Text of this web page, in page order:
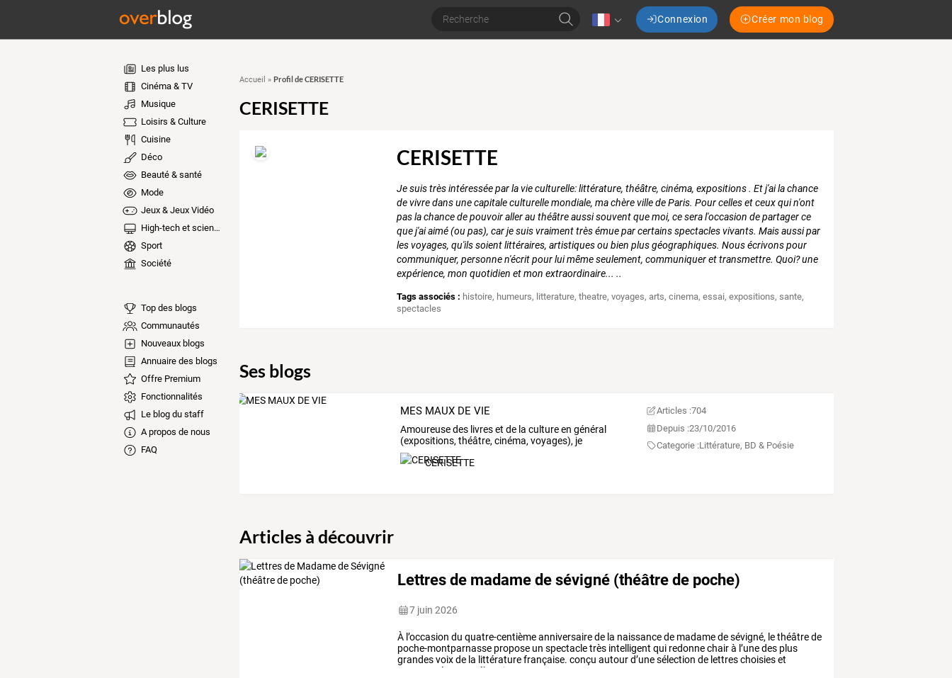
Connexion Créer mon blog
Les plus lus
Cinéma & TV
Musique
Loisirs & Culture
Cuisine
Déco
Beauté & santé
Mode
Jeux & Jeux Vidéo
High-tech et sciences
Sport
Société
Top des blogs
Communautés
Nouveaux blogs
Annuaire des blogs
Offre Premium
Fonctionnalités
Le blog du staff
A propos de nous
FAQ
Accueil » Profil de CERISETTE
CERISETTE
CERISETTE
Je suis très intéressée par la vie culturelle: littérature, théâtre, cinéma, expositions . Et j'ai la chance
de vivre dans une capitale culturelle mondiale, ma chère ville de Paris. Pour celles et ceux qui n'ont
pas la chance de pouvoir aller au théâtre aussi souvent que moi, ce sera l'occasion de partager ce
que j'ai aimé (ou pas), car je suis vraiment très émue par certains spectacles vivants. Mais aussi par
les voyages, qu'ils soient littéraires, artistiques ou bien plus géographiques. Nous écrivons pour
communiquer, personne n'écrit pour lui même seulement, communiquer et transmettre. Quoi? une
expérience, mon quotidien et mon extraordinaire... ..
Tags associés : histoire, humeurs, litterature,theatre,voyages,arts,cinema,essai,expositions,sante,
spectacles
Ses blogs
MES MAUX DE VIE
Amoureusedeslivreset dela cultureen général
(expositions,théâtre,cinéma,voyages),je
souhaite
CERISETTE
Articles :704
Depuis :23/10/2016
Categorie :Littérature, BD & Poésie
Articles à découvrir
Lettres de madame de sévigné (théâtre de poche)
7 juin 2026
À l’occasion du quatre-centièmeanniversairede la naissancede madamedesévigné, lethéâtrede
poche-montparnasse propose un spectacletrès intelligent qui redonnechairà l’unedes plus
grandesvoixde la littératurefrançaise. conçu autourd’unesélection de lettreschoisieset
commentées
sébastien